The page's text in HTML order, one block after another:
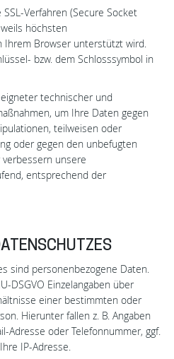
Verfahren (Secure Socket
höchsten
Ihrem Browser unterstützt wird.
bzw. dem Schlosssymbol in
technischer und
um Ihre Daten gegen
teilweisen oder
oder gegen den unbefugten
unsere
entsprechend der
sind personenbezogene Daten.
DSGVO Einzelangaben über
einer bestimmten oder
Hierunter fallen z. B. Angaben
Adresse oder Telefonnummer, ggf.
IP-Adresse.